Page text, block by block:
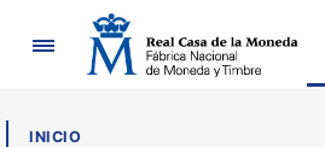
Navigation
INICIO